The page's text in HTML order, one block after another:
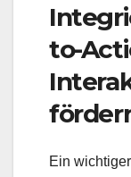
to-
Ein